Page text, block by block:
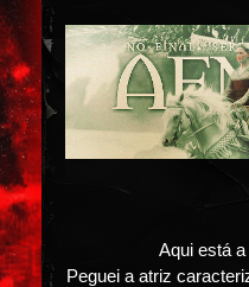
Aqui está
Peguei a atriz